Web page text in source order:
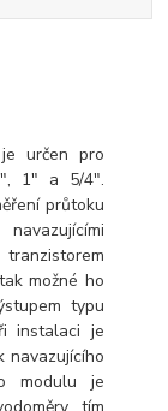
určen pro
1" a 5/4".
průtoku
možné ho
typu
instalaci je
navazujícího
modulu je